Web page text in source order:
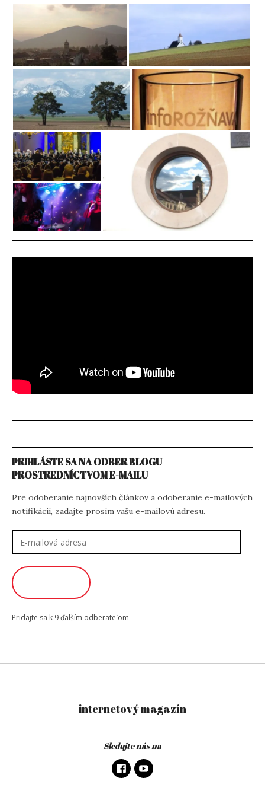
PRIHLÁSTE SA NA ODBER BLOGU
PROSTREDNÍCTVOM E-MAILU
Pre odoberanie najnovších článkov a odoberanie e-mailových
notifikácií, zadajte prosím vašu e-mailovú adresu.
adresa
Pridajte sa k 9 ďalším odberateľom
internetový magazín
Sledujte nás na